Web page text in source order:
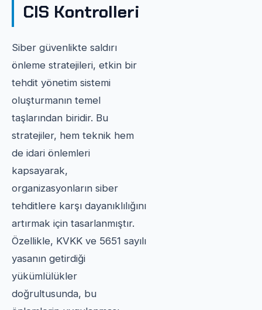
CIS Kontrolleri
Siber güvenlikte saldırı
önleme stratejileri, etkin bir
tehdit yönetim sistemi
oluşturmanın temel
taşlarından biridir. Bu
stratejiler, hem teknik hem
de idari önlemleri
kapsayarak,
organizasyonların siber
tehditlere karşı dayanıklılığını
artırmak için tasarlanmıştır.
Özellikle, KVKK ve 5651 sayılı
yasanın getirdiği
yükümlülükler
doğrultusunda, bu